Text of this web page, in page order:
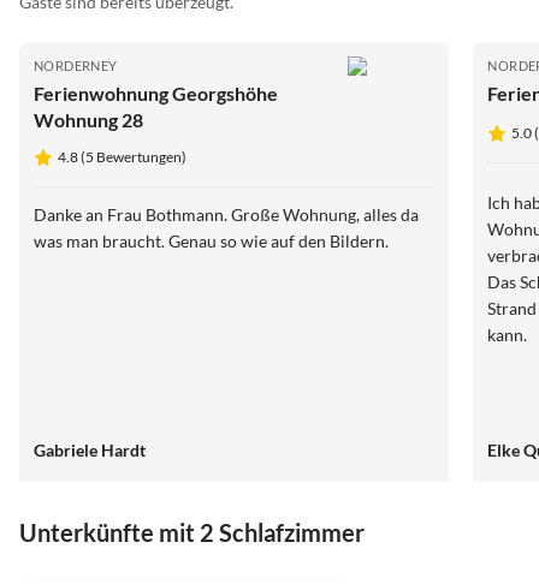
NORDERNEY
Ferienwohnung Georgshöhe
Wohnung 28
4.8 (5 Bewertungen)
Danke an Frau Bothmann. Große Wohnung, alles da
was man braucht. Genau so wie auf den Bildern.
Gabriele Hardt
5.0
Ich
Das
kann.
Elke
Unterkünfte mit 2 Schlafzimmer